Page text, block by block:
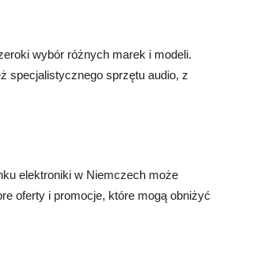
wybór różnych marek i modeli.
specjalistycznego sprzętu audio, z
elektroniki w Niemczech może
oferty i promocje, które mogą obniżyć